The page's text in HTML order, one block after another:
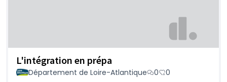
L'intégration en prépa
Département de Loire-Atlantique 0 0